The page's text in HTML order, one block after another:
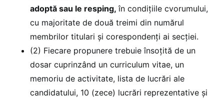
adoptă sau le resping,în condițiile cvorumului,
cu majoritate de două treimi din numărul
membrilor titulari și corespondenți ai secției.
(2) Fiecare propunere trebuie însoțită de un
dosar cuprinzând un curriculum vitae, un
memoriu de activitate, lista de lucrări ale
candidatului, 10 (zece) lucrări reprezentative și